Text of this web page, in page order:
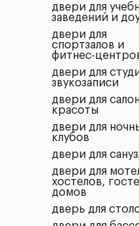
двери для
заведений и
двери для
спортзалов и
фитнес-
двери для
звукозаписи
двери для
красоты
двери для
клубов
двери для
двери для
хостелов,
домов
дверь для